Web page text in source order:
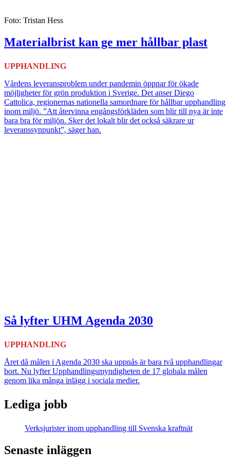
Foto: Tristan Hess
Materialbrist kan ge mer hållbar plast
UPPHANDLING
Vårdens leveransproblem under pandemin öppnar för ökade
möjligheter för grön produktion i Sverige. Det anser Diego
Cattolica, regionernas nationella samordnare för hållbar upphandling
inom miljö. ”Att återvinna engångsförkläden som blir till nya är inte
bara bra för miljön. Sker det lokalt blir det också säkrare ur
leveranssynpunkt”, säger han.
Så lyfter UHM Agenda 2030
UPPHANDLING
Året då målen i Agenda 2030 ska uppnås är bara två upphandlingar
bort. Nu lyfter Upphandlingsmyndigheten de 17 globala målen
genom lika många inlägg i sociala medier.
Lediga jobb
Verksjurister inom upphandling till Svenska kraftnät
Senaste inläggen